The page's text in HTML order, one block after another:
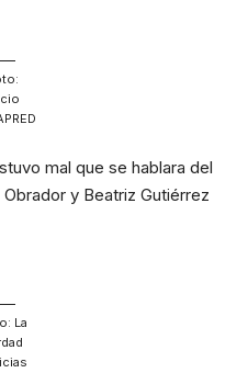
mal que se hablara del
y Beatriz Gutiérrez
La